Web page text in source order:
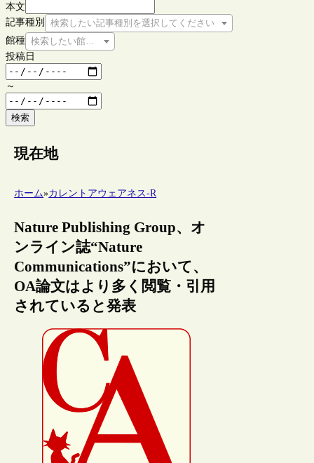
本文
記事種別
検索したい記事種別を選択してください
館種 検索したい館種を選択してください
投稿日
～
検索
現在地
ホーム»カレントアウェアネス-R
Nature Publishing Group、オ
ンライン誌“Nature
Communications”において、
OA論文はより多く閲覧・引用
されていると発表